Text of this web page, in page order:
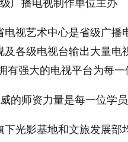
广播电视制作单位主办
电视艺术中心是省级广播
及各级电视台输出大量
有强大的电视平台为每
的师资力量是每一位学
下光影基地和文旅发展部